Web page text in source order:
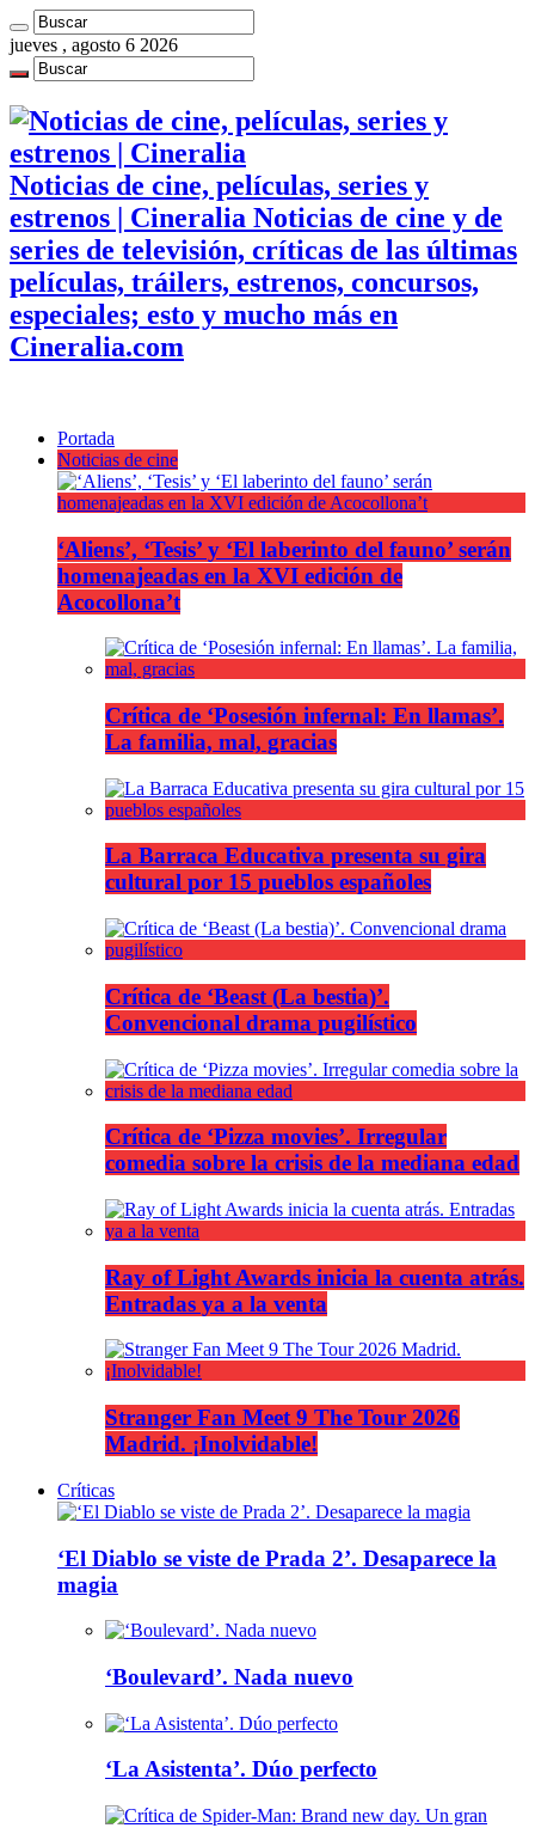
jueves , agosto 6 2026
Noticias de cine, películas, series y
estrenos | Cineralia Noticias de cine y de
series de televisión, críticas de las últimas
películas, tráilers, estrenos, concursos,
especiales; esto y mucho más en
Cineralia.com
Portada
Noticias de cine
‘Aliens’, ‘Tesis’ y ‘El laberinto del fauno’ serán
homenajeadas en la XVI edición de
Acocollona’t
Crítica de ‘Posesión infernal: En llamas’.
La familia, mal, gracias
La Barraca Educativa presenta su gira
cultural por 15 pueblos españoles
Crítica de ‘Beast (La bestia)’.
Convencional drama pugilístico
Crítica de ‘Pizza movies’. Irregular
comedia sobre la crisis de la mediana edad
Ray of Light Awards inicia la cuenta atrás.
Entradas ya a la venta
Stranger Fan Meet 9 The Tour 2026
Madrid. ¡Inolvidable!
Críticas
‘El Diablo se viste de Prada 2’. Desaparece la
magia
‘Boulevard’. Nada nuevo
‘La Asistenta’. Dúo perfecto